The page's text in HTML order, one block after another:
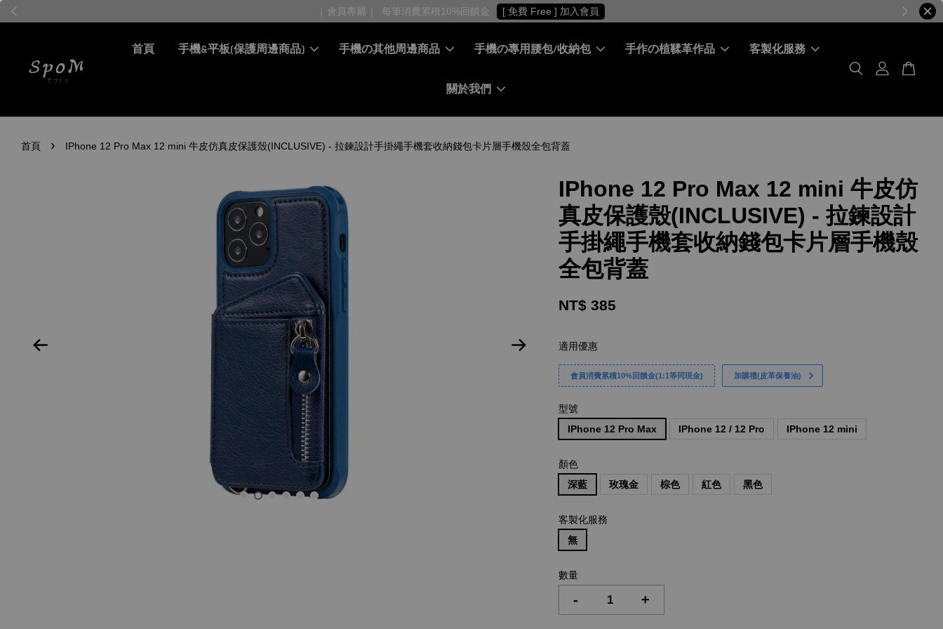
［ 會員專屬 ］ 每筆消費累積10%回饋金 [ 免費 Free ] 加入會員
首頁 手機&平板(保護周邊商品) 手機の其他周邊商品 手機の專用腰包/收納包 手作の植鞣革作品 客製化服務
關於我們
首頁 › IPhone 12 Pro Max 12 mini 牛皮仿真皮保護殼(INCLUSIVE) - 拉鍊設計手掛繩手機套收納錢包卡片層手機殼全包背蓋
IPhone 12 Pro Max 12 mini 牛皮仿
真皮保護殼(INCLUSIVE) - 拉鍊設計
手掛繩手機套收納錢包卡片層手機殼
全包背蓋
NT$ 385
適用優惠
會員消費累積10%回饋金(1:1等同現金) 加購禮(皮革保養油)
型號
IPhone 12 Pro Max
IPhone 12 / 12 Pro IPhone 12 mini
顏色
深藍
玫瑰金 棕色 紅色 黑色
客製化服務
無
數量
- +